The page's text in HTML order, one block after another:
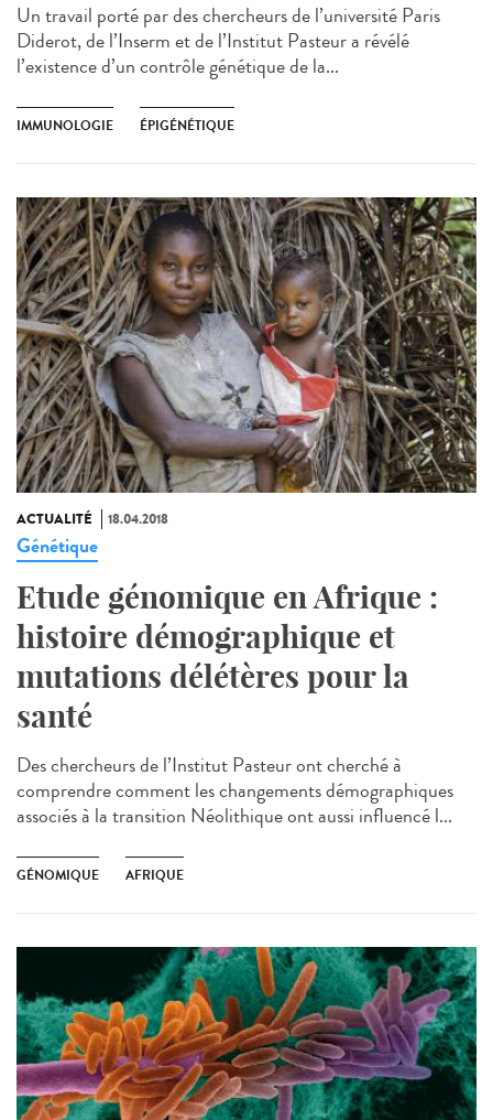
Un travail porté par des chercheurs de l’université Paris
Diderot, de l’Inserm et de l’Institut Pasteur a révélé
l’existence d’un contrôle génétique de la...
IMMUNOLOGIE ÉPIGÉNÉTIQUE
ACTUALITÉ 18.04.2018
Génétique
Etude génomique en Afrique :
histoire démographique et
mutations délétères pour la
santé
Des chercheurs de l’Institut Pasteur ont cherché à
comprendre comment les changements démographiques
associés à la transition Néolithique ont aussi influencé l...
GÉNOMIQUE AFRIQUE